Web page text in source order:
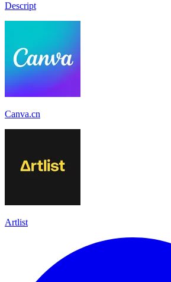
Descript
Canva.cn
Artlist